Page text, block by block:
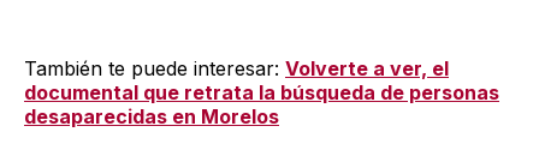
También te puede interesar: Volverte a ver, el
documental que retrata la búsqueda de personas
desaparecidas en Morelos